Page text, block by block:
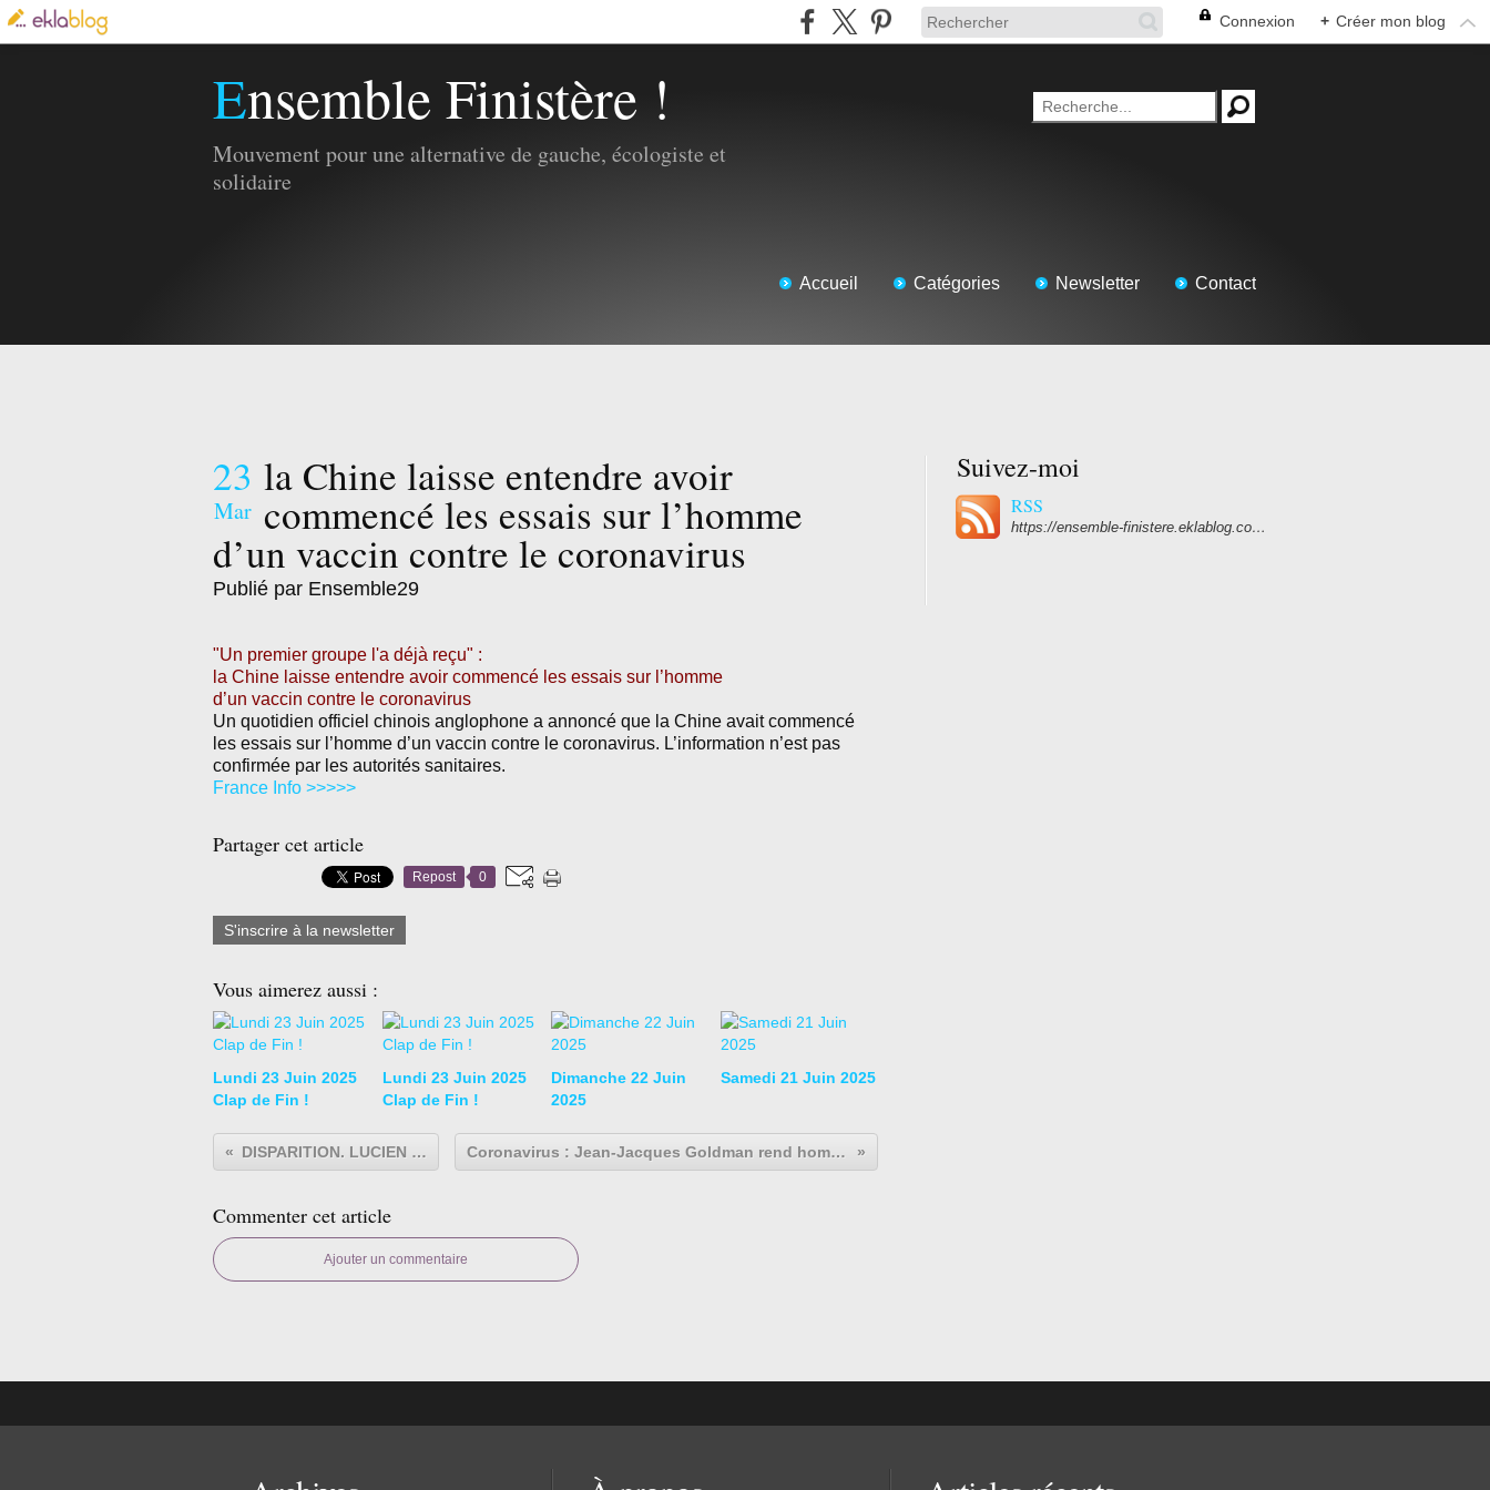
Connexion + Créer mon blog
Ensemble Finistère !
Mouvement pour une alternative de gauche, écologiste et
solidaire
Accueil Catégories Newsletter Contact
23
Mar
la Chine laisse entendre avoir
commencé les essais sur l’homme
d’un vaccin contre le coronavirus
Publié par Ensemble29
"Un premier groupe l'a déjà reçu" :
la Chine laisse entendre avoir commencé les essais sur l’homme
d’un vaccin contre le coronavirus
Un quotidien officiel chinois anglophone a annoncé que la Chine avait commencé
les essais sur l’homme d’un vaccin contre le coronavirus. L’information n’est pas
confirmée par les autorités sanitaires.
France Info >>>>>
Partager cet article
Repost 0
S'inscrire à la newsletter
Vous aimerez aussi :
Lundi 23 Juin 2025
Clap de Fin !
Lundi 23 Juin 2025
Clap de Fin !
Dimanche 22 Juin
2025
Samedi 21 Juin 2025
DISPARITION. LUCIEN SÈVE S’EST ÉTEINT. Coronavirus : Jean-Jacques Goldman rend hommage à ceux qui « sauvent nos vies »
Commenter cet article
Ajouter un commentaire
Suivez-moi
RSS
https://ensemble-finistere.eklablog.com/rss